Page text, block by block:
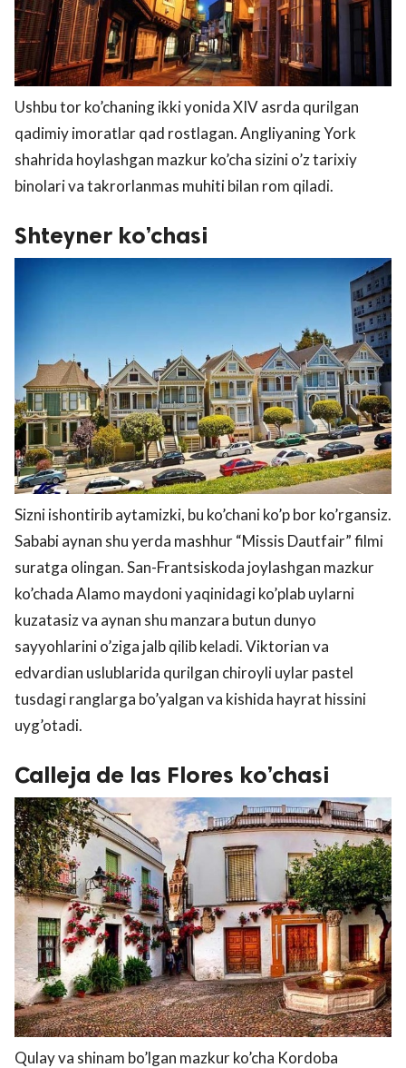
Ushbu tor ko’chaning ikki yonida XIV asrda qurilgan
qadimiy imoratlar qad rostlagan. Angliyaning York
shahrida hoylashgan mazkur ko’cha sizini o’z tarixiy
binolari va takrorlanmas muhiti bilan rom qiladi.
Shteyner ko’chasi
Sizni ishontirib aytamizki, bu ko’chani ko’p bor ko’rgansiz.
Sababi aynan shu yerda mashhur “Missis Dautfair” filmi
suratga olingan. San-Frantsiskoda joylashgan mazkur
ko’chada Alamo maydoni yaqinidagi ko’plab uylarni
kuzatasiz va aynan shu manzara butun dunyo
sayyohlarini o’ziga jalb qilib keladi. Viktorian va
edvardian uslublarida qurilgan chiroyli uylar pastel
tusdagi ranglarga bo’yalgan va kishida hayrat hissini
uyg’otadi.
Calleja de las Flores ko’chasi
Qulay va shinam bo’lgan mazkur ko’cha Kordoba